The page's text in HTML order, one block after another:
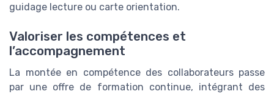
guidage lecture ou carte orientation.
Valoriser les compétences et
l’accompagnement
La montée en compétence des collaborateurs passe
par une offre de formation continue, intégrant des